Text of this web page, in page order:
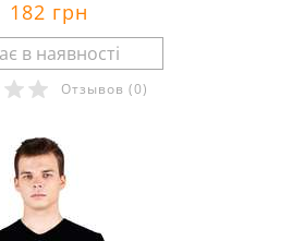
182 грн
Отзывов (0)